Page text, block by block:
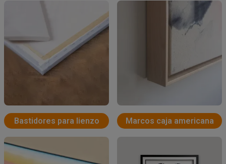
Bastidores para lienzo Marcos caja americana